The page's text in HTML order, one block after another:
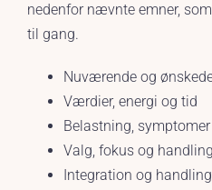
nedenfor nævnte emner,
til gang.
Nuværende og
Værdier, energi og tid
Belastning,
Valg, fokus og handling
Integration og